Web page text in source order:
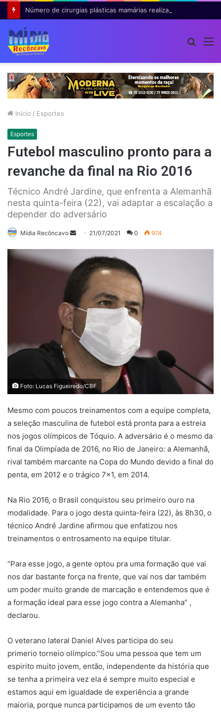
Início / Esportes
Esportes
Futebol masculino pronto para a
revanche da final na Rio 2016
Técnico André Jardine, que enfrenta a Alemanhã
nesta quinta-feira (22), vai adaptar a escalação a
depender do adversário
Mídia Recôncavo
Mande
mail
21/07/2021 0 974
Foto: Lucas Figueiredo/CBF
Mesmo com poucos treinamentos com a equipe completa,
a seleção masculina de futebol está pronta para a estreia
nos jogos olímpicos de Tóquio. A adversário é o mesmo da
final da Olimpíada de 2016, no Rio de Janeiro: a Alemanhã,
rival também marcante na Copa do Mundo devido a final do
penta, em 2012 e o trágico 7×1, em 2014.
Na Rio 2016, o Brasil conquistou seu primeiro ouro na
modalidade. Para o jogo desta quinta-feira (22), às 8h30, o
técnico André Jardine afirmou que enfatizou nos
treinamentos o entrosamento na equipe titular.
“Para esse jogo, a gente optou pra uma formação que vai
nos dar bastante força na frente, que vai nos dar também
um poder muito grande de marcação e entendemos que é
a formação ideal para esse jogo contra a Alemanha” ,
declarou.
O veterano lateral Daniel Alves participa do seu
primerio torneio olímpico.”Sou uma pessoa que tem um
espirito muito jovem, então, independente da história que
se tenha a primeira vez ela é sempre muito especial e
estamos aqui em igualdade de experiência a grande
maioria, porque nunca participamos de um evento tão